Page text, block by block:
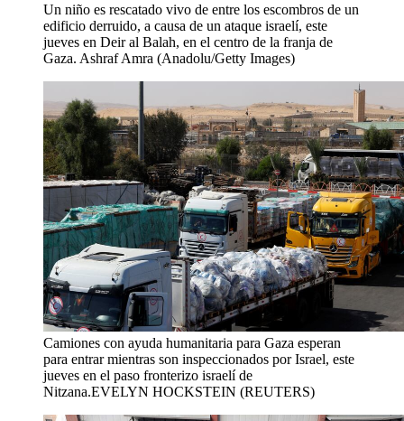
Un niño es rescatado vivo de entre los escombros de un
edificio derruido, a causa de un ataque israelí, este
jueves en Deir al Balah, en el centro de la franja de
Gaza. Ashraf Amra (Anadolu/Getty Images)
Camiones con ayuda humanitaria para Gaza esperan
para entrar mientras son inspeccionados por Israel, este
jueves en el paso fronterizo israelí de
Nitzana.EVELYN HOCKSTEIN (REUTERS)